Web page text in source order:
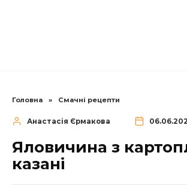
Головна » Смачні рецепти
Анастасія Єрмакова
Яловичина з
казані